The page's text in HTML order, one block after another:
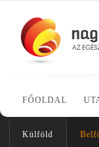
FŐOLDAL
Külföld